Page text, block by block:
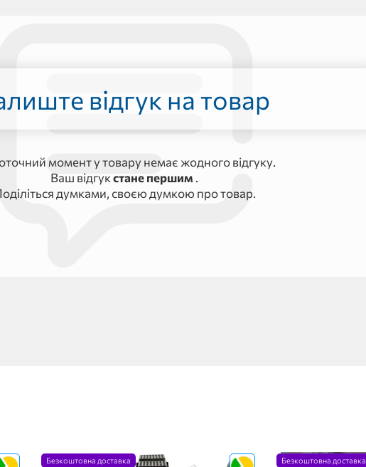
відгук на товар
момент у товару немає жодного відгуку.
Ваш відгукстане першим .
думками, своєю думкою про товар.
Безкоштовна доставка
Безкоштовна доставка